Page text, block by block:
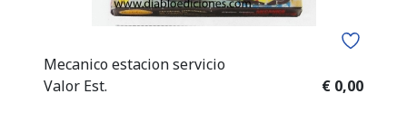
Mecanico estacion servicio
Valor Est.
€ 0,00